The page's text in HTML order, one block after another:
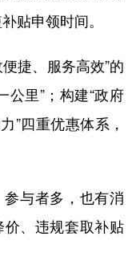
贴申领时间。
捷、服务高效”的
公里”；构建“政府
”四重优惠体系，
与者多，也有消
价、违规套取补贴